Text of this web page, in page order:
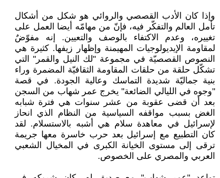
وإذا كان الأدب القصصي والروائي هو شكل من أشكال
تأمل العالم والتفكّر فيه، فإنّ من مهامّه أيضا العمل على
تغييره، وعدم الاكتفاء بالوصف والتعيين. إنه مفوّضٌ
لمقاومة الإيديولوجيات المهيمنة وإظهار زيفها. كثيرة هي
النصوص القصصيّة في مجموعة "لك النيل والقمر" التي
تشكّل حلقة من حلقات المقاومة الثقافيّة المضمرة وراء
بنية جماليّة شديدة التماسك وعالية الجودة. في قصة
"وجوه في الليالي الضائعة" يخرج عمر شهاب من السجن
بعد أن قضى عقوبة من عشر سنوات هي فترة شبابه
الغض بسبب مواقفه السياسية من النظام الذي انحاز
لإسرائيل في معاهدة سلام هي أشبه بالاستسلام. لقد
كان التطبيع مع إسرائيل بعد حرب خاسرة معها جريمة
ترقى إلى مستوى الخيانة الكبرى في المخيال الشعبي
العربي والمصري على الخصوص.